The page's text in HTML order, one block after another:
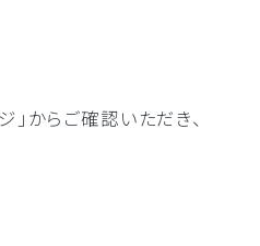
からご確認いただき、